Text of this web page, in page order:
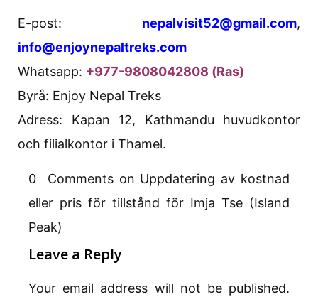
E-post: nepalvisit52@gmail.com,
info@enjoynepaltreks.com
Whatsapp: +977-9808042808 (Ras)
Byrå: Enjoy Nepal Treks
Adress: Kapan 12, Kathmandu huvudkontor
och filialkontor i Thamel.
0 Comments on Uppdatering av kostnad
eller pris för tillstånd för Imja Tse (Island
Peak)
Leave a Reply
Your email address will not be published.